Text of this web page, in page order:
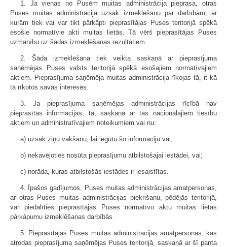
1. Ja vienas no Pusēm muitas administrācija pieprasa, otras
Puses muitas administrācija uzsāk izmeklēšanu par darbībām, ar
kurām tiek vai var tikt pārkāpti pieprasītājas Puses teritorijā spēkā
esošie normatīvie akti muitas lietās. Tā vērš pieprasītājas Puses
uzmanību uz šādas izmeklēšanas rezultātiem.
2. Šāda izmeklēšana tiek veikta saskaņā ar pieprasījuma
saņēmējas Puses valsts teritorijā spēkā esošajiem normatīvajiem
aktiem. Pieprasījuma saņēmēja muitas administrācija rīkojas tā, it kā
tā rīkotos savās interesēs.
3. Ja pieprasījuma saņēmējas administrācijas rīcībā nav
pieprasītās informācijas, tā, saskaņā ar tās nacionālajiem tiesību
aktiem un administratīvajiem noteikumiem vai nu:
a) uzsāk ziņu vākšanu, lai iegūtu šo informāciju vai;
b) nekavējoties nosūta pieprasījumu atbilstošajai iestādei, vai;
c) norāda, kuras atbilstošās iestādes ir iesaistītas.
4. Īpašos gadījumos, Puses muitas administrācijas amatpersonas,
ar otras Puses muitas administrācijas piekrišanu, pēdējās teritorijā,
var piedalīties pieprasītājas Puses normatīvo aktu muitas lietās
pārkāpumu izmeklēšanas darbībās.
5. Pieprasītājas Puses muitas administrācijas amatpersonas, kas
atrodas pieprasījuma saņēmējas Puses teritorijā, saskaņā ar šī panta